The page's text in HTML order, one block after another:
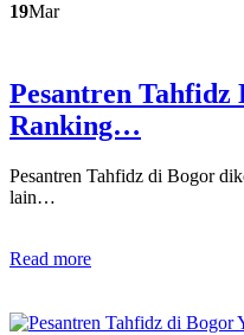
19Mar
Pesantren Tahfidz
Ranking…
Pesantren Tahfidz di Bogor
lain…
Read more